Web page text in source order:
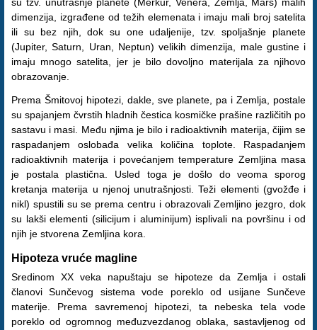
dimenzija, izgrađene od težih elemenata i imaju mali broj satelita
ili su bez njih, dok su one udaljenije, tzv. spoljašnje planete
(Jupiter, Saturn, Uran, Neptun) velikih dimenzija, male gustine i
imaju mnogo satelita, jer je bilo dovoljno materijala za njihovo
obrazovanje.
Prema Šmitovoj hipotezi, dakle, sve planete, pa i Zemlja, postale
su spajanjem čvrstih hladnih čestica kosmičke prašine različitih po
sastavu i masi. Među njima je bilo i radioaktivnih materija, čijim se
raspadanjem oslobađa velika količina toplote. Raspadanjem
radioaktivnih materija i povećanjem temperature Zemljina masa
je postala plastična. Usled toga je došlo do veoma sporog
kretanja materija u njenoj unutrašnjosti. Teži elementi (gvožđe i
nikl) spustili su se prema centru i obrazovali Zemljino jezgro, dok
su lakši elementi (silicijum i aluminijum) isplivali na površinu i od
njih je stvorena Zemljina kora.
Hipoteza vruće magline
Sredinom XX veka napuštaju se hipoteze da Zemlja i ostali
članovi Sunčevog sistema vode poreklo od usijane Sunčeve
materije. Prema savremenoj hipotezi, ta nebeska tela vode
poreklo od ogromnog međuzvezdanog oblaka, sastavljenog od